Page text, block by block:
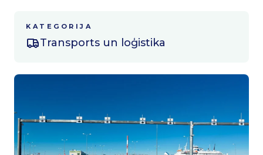
KATEGORIJA
Transports un loģistika